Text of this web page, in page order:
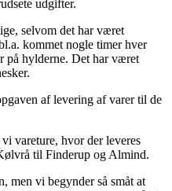
udgifter.
selvom det har været
kommet nogle timer hver
på hylderne. Det har været
af levering af varer til de
vareture, hvor der leveres
til Finderup og Almind.
men vi begynder så småt at